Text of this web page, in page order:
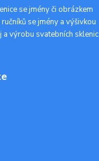
se jmény či obrázkem
se jmény a výšivkou
a výrobu svatebních sklenic